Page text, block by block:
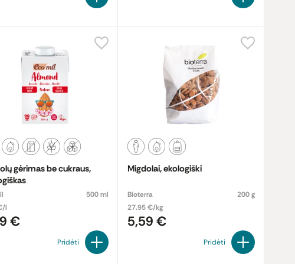
gėrimas be cukraus,
500 ml
l
€
Pridėti
Migdolai, ekologiški
Bioterra
200 g
27.95 €/kg
5,59 €
Pridėti